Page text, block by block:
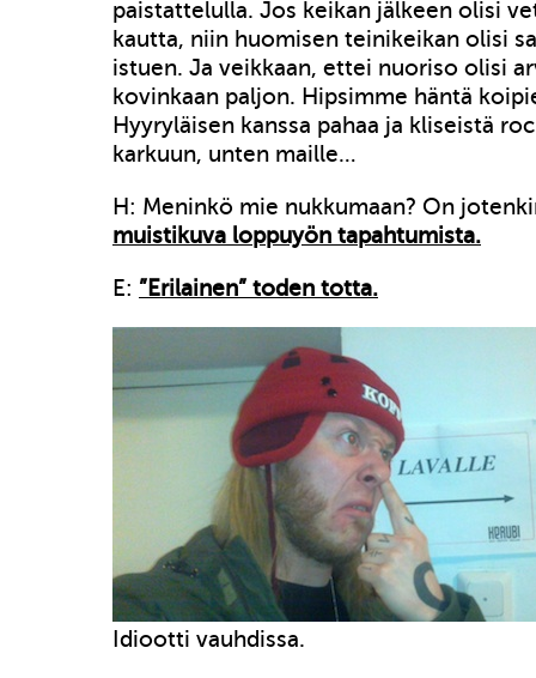
paistattelulla. Jos keikan jälkeen olisi
kautta, niin huomisen teinikeikan olisi
istuen. Ja veikkaan, ettei nuoriso olisi
kovinkaan paljon. Hipsimme häntä
Hyyryläisen kanssa pahaa ja kliseistä
karkuun, unten maille…
H: Meninkö mie nukkumaan? On
muistikuva loppuyön tapahtumista.
E: ”Erilainen” toden totta.
Idiootti vauhdissa.